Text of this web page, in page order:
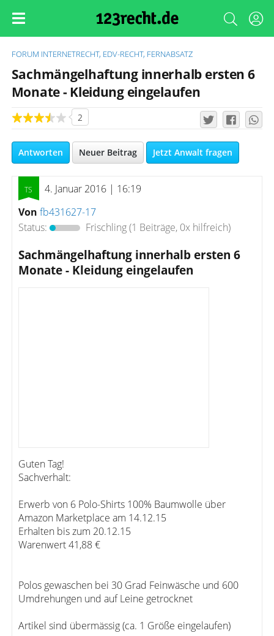
FORUM INTERNETRECHT, EDV-RECHT, FERNABSATZ
Sachmängelhaftung innerhalb ersten 6
Monate - Kleidung eingelaufen
2
Antworten Neuer Beitrag Jetzt Anwalt fragen
4. Januar 2016 | 16:19
Von fb431627-17
Status:
Frischling(1 Beiträge, 0x hilfreich)
Sachmängelhaftung innerhalb ersten 6
Monate - Kleidung eingelaufen
Guten Tag!
Sachverhalt:
Erwerb von 6 Polo-Shirts 100% Baumwolle über
Amazon Marketplace am 14.12.15
Erhalten bis zum 20.12.15
Warenwert 41,88 €
Polos gewaschen bei 30 Grad Feinwäsche und 600
Umdrehungen und auf Leine getrocknet
Artikel sind übermässig (ca. 1 Größe eingelaufen)